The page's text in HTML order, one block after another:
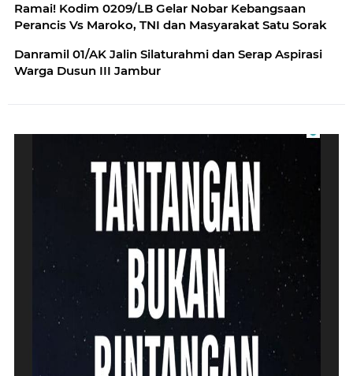
Ramai! Kodim 0209/LB Gelar Nobar Kebangsaan
Perancis Vs Maroko, TNI dan Masyarakat Satu Sorak
Danramil 01/AK Jalin Silaturahmi dan Serap Aspirasi
Warga Dusun III Jambur